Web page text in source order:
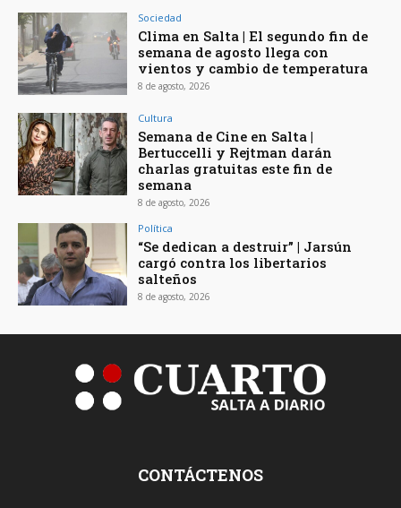
Sociedad
Clima en Salta | El segundo fin de
semana de agosto llega con
vientos y cambio de temperatura
8 de agosto, 2026
Cultura
Semana de Cine en Salta |
Bertuccelli y Rejtman darán
charlas gratuitas este fin de
semana
8 de agosto, 2026
Política
“Se dedican a destruir” | Jarsún
cargó contra los libertarios
salteños
8 de agosto, 2026
CONTÁCTENOS